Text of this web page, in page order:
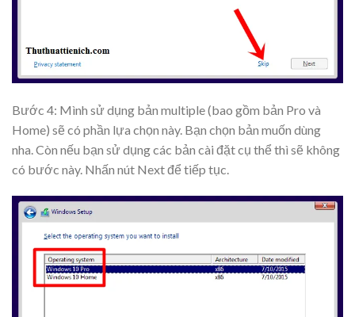
Bước 4: Mình sử dụng bản multiple (bao gồm bản Pro và
Home) sẽ có phần lựa chọn này. Bạn chọn bản muốn dùng
nha. Còn nếu bạn sử dụng các bản cài đặt cụ thể thì sẽ không
có bước này. Nhấn nút Nextđể tiếp tục.